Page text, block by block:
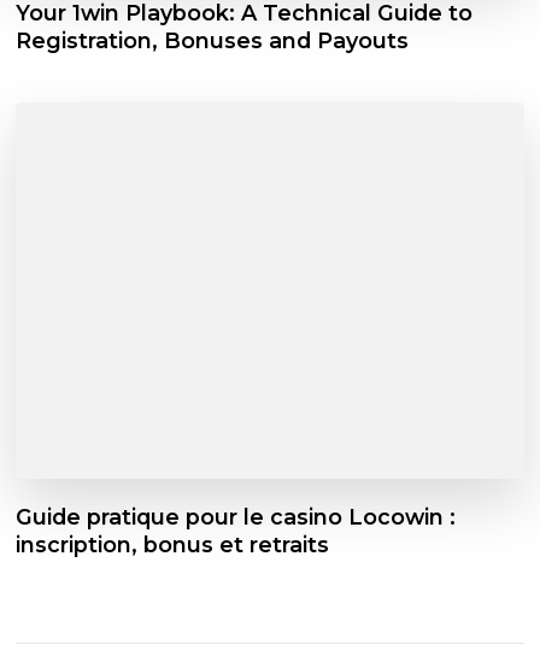
Your 1win Playbook: A Technical Guide to
Registration, Bonuses and Payouts
Guide pratique pour le casino Locowin :
inscription, bonus et retraits